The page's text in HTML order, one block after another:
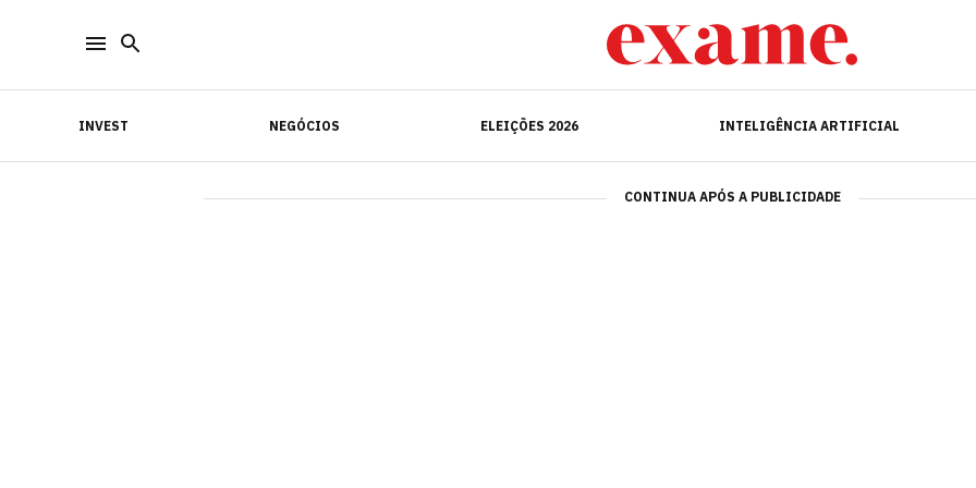
INVEST NEGÓCIOS ELEIÇÕES 2026 INTELIGÊNCIA ARTIFICIAL
INVEST INTELIGÊNCIA ARTIFICIAL
CONTINUA APÓS A PUBLICIDADE